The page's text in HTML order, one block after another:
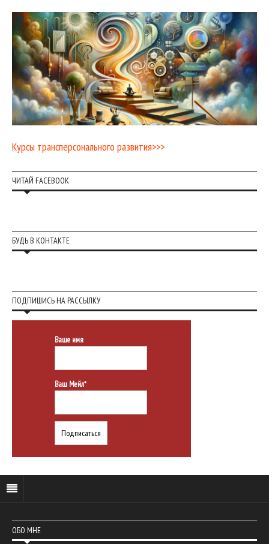
Курсы трансперсонального развития>>>
ЧИТАЙ FACEBOOK
БУДЬ В КОНТАКТЕ
ПОДПИШИСЬ НА РАССЫЛКУ
Ваше имя
Ваш Мейл*
ОБО МНЕ